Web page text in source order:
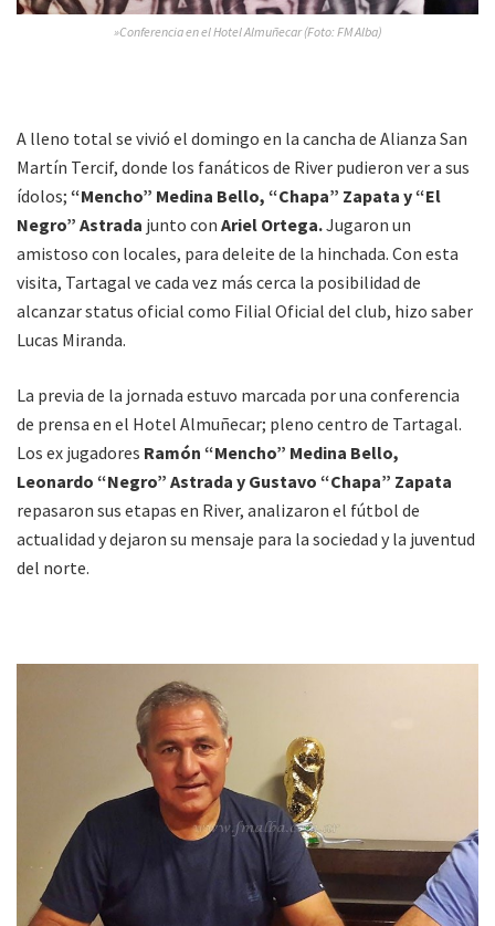
»Conferencia en el Hotel Almuñecar (Foto: FM Alba)
A lleno total se vivió el domingo en la cancha de Alianza San
Martín Tercif, donde los fanáticos de River pudieron ver a sus
ídolos; “Mencho” Medina Bello, “Chapa” Zapata y “El
Negro” Astrada junto con Ariel Ortega.Jugaron un
amistoso con locales, para deleite de la hinchada. Con esta
visita, Tartagal ve cada vez más cerca la posibilidad de
alcanzar status oficial como Filial Oficial del club, hizo saber
Lucas Miranda.
La previa de la jornada estuvo marcada por una conferencia
de prensa en el Hotel Almuñecar; pleno centro de Tartagal.
Los ex jugadores Ramón “Mencho” Medina Bello,
Leonardo “Negro” Astrada y Gustavo “Chapa” Zapata
repasaron sus etapas en River, analizaron el fútbol de
actualidad y dejaron su mensaje para la sociedad y la juventud
del norte.